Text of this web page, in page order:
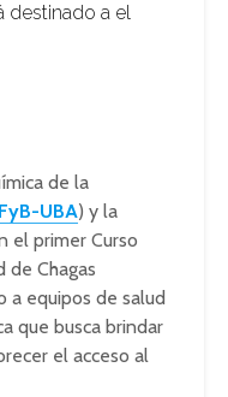
destinado a el
de la
UBA) y la
el primer Curso
de Chagas
a equipos de salud
que busca brindar
el acceso al